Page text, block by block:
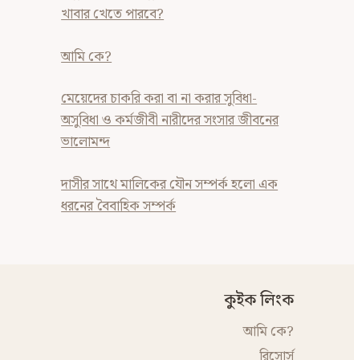
খাবার খেতে পারবে?
আমি কে?
মেয়েদের চাকরি করা বা না করার সুবিধা-
অসুবিধা ও কর্মজীবী নারীদের সংসার জীবনের
ভালোমন্দ
দাসীর সাথে মালিকের যৌন সম্পর্ক হলো এক
ধরনের বৈবাহিক সম্পর্ক
কুইক লিংক
আমি কে?